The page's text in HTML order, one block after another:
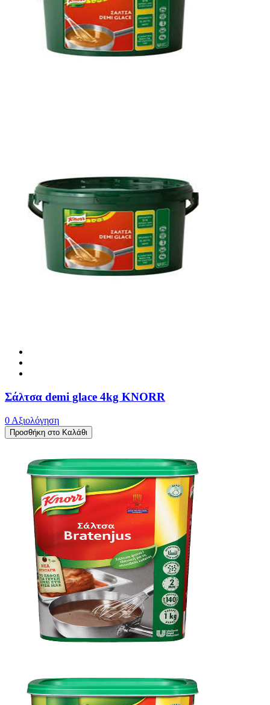
Σάλτσα demi glace 4kg KNORR
0 Αξιολόγηση
Προσθήκη στο Καλάθι